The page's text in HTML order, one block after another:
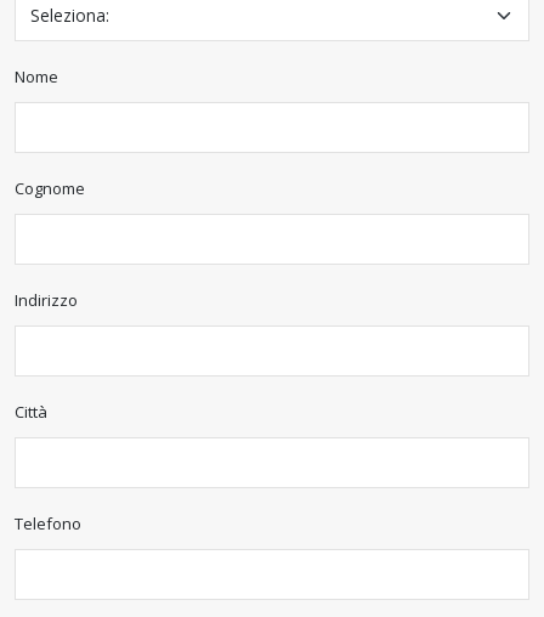
Nome
Cognome
Indirizzo
Città
Telefono